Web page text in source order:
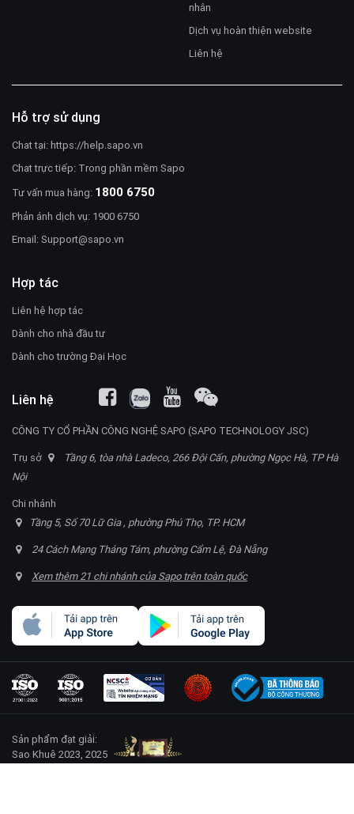
nhân
Dịch vụ hoàn thiện website
Liên hệ
Hỗ trợ sử dụng
Chat tại:https://help.sapo.vn
Chat trực tiếp: Trong phần mềm Sapo
Tư vấn mua hàng: 1800 6750
Phản ánh dịch vụ: 1900 6750
Email:Support@sapo.vn
Hợp tác
Liên hệ hợp tác
Dành cho nhà đầu tư
Dành cho trường Đại Học
Liên hệ
CÔNG TY CỔ PHẦN CÔNG NGHỆ SAPO (SAPO TECHNOLOGY JSC)
Trụ sở
Tầng 6, tòa nhà Ladeco, 266 Đội Cấn, phường Ngọc Hà, TP Hà
Nội
Chi nhánh
Tầng 5, Số 70 Lữ Gia , phường Phú Thọ, TP. HCM
24 Cách Mạng Tháng Tám, phường Cẩm Lệ, Đà Nẵng
Xem thêm 21 chi nhánh của Sapo trên toàn quốc
Sản phẩm đạt giải:
Sao Khuê 2023, 2025